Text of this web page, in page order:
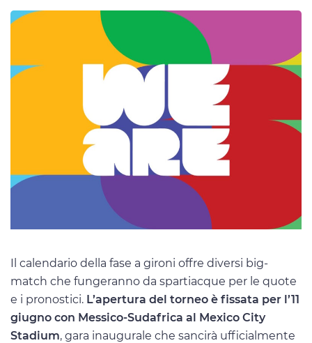
Il calendario della fase a gironi offre diversi big-
match che fungeranno da spartiacque per le quote
e i pronostici. L’apertura del torneo è fissata per l’11
giugno con Messico-Sudafrica al Mexico City
Stadium, gara inaugurale che sancirà ufficialmente